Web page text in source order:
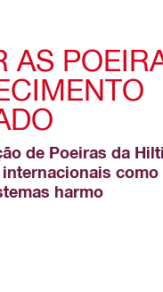
AS
de Poeiras da Hilti
como
harmo